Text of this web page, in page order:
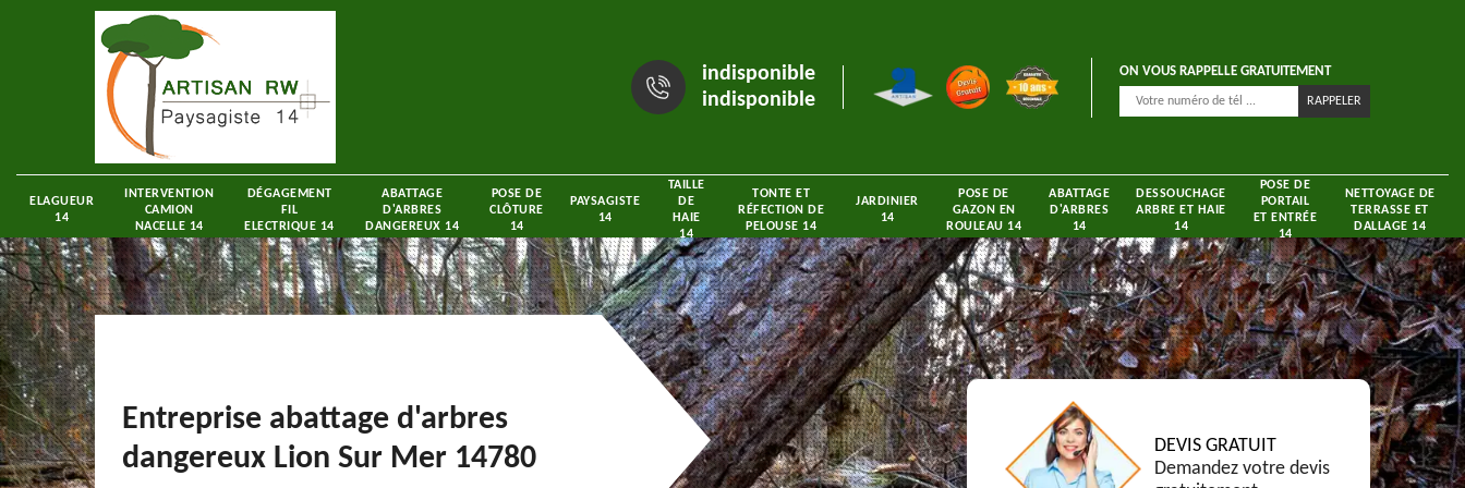
indisponible
indisponible
ON VOUS RAPPELLE GRATUITEMENT
ELAGUEUR
14
INTERVENTION
CAMION
NACELLE 14
DÉGAGEMENT
FIL
ELECTRIQUE 14
ABATTAGE
D'ARBRES
DANGEREUX 14
POSE DE
CLÔTURE
14
PAYSAGISTE
14
TAILLE
DE
HAIE
14
TONTE ET
RÉFECTION DE
PELOUSE 14
JARDINIER
14
POSE DE
GAZON EN
ROULEAU 14
ABATTAGE
D'ARBRES
14
DESSOUCHAGE
ARBRE ET HAIE
14
POSE DE
PORTAIL
ET ENTRÉE
14
NETTOYAGE DE
TERRASSE ET
DALLAGE 14
Entreprise abattage d'arbres
dangereux Lion Sur Mer 14780
DEVIS GRATUIT
Demandez votre devis